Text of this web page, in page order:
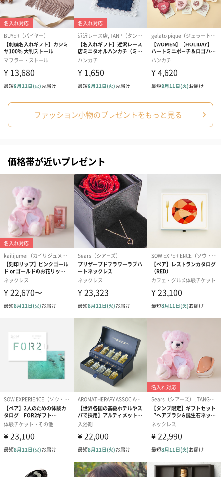
生花のブーケを同梱します。
※9-15時にご注文いただく場合、最短のお届け可能日が通常より
も1日遅くなります。
シーズンブーケ（ひま
ブーケ（ホワイトグリ
ブーケ（ピン
ドライフラワー・プリザーブドフラワー
自然のお花で作ったドライフラワー・プリザーブドフラワーを同
梱します。
一部花材が写真と異なる場合がございます。予めご了承くださ
い。パッケージに入れてお届けします。
プリザーブドフラワー
（2,580円）
プリザーブドフラワー
ブーケ（ブルー）
（2,580円）
アミュレット
ぬいぐるみ
愛らしいぬいぐるみを同梱してお届けします。
誕生日・記念日・出産祝いなどのシーンにおすすめです。
ファッション小物のプレゼントをもっと見る
価格帯が近いプレゼント